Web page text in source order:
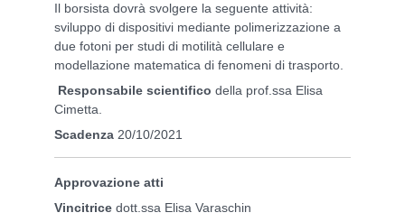
Il borsista dovrà svolgere la seguente attività:
sviluppo di dispositivi mediante polimerizzazione a
due fotoni per studi di motilità cellulare e
modellazione matematica di fenomeni di trasporto.
Responsabile scientifico della prof.ssa Elisa
Cimetta.
Scadenza 20/10/2021
Approvazione atti
Vincitrice dott.ssa Elisa Varaschin